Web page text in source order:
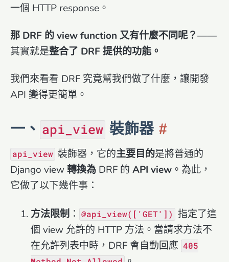
一個 HTTP response。
那 DRF 的 view function 又有什麼不同呢？——
其實就是整合了 DRF 提供的功能。
我們來看看 DRF 究竟幫我們做了什麼，讓開發
API 變得更簡單。
一、 api_view 裝飾器
api_view 裝飾器，它的主要目的是將普通的
Django view轉換為 DRF 的 API view 。為此，
它做了以下幾件事：
方法限制 ： @api_view(['GET']) 指定了這
個 view 允許的 HTTP 方法。當請求方法不
在允許列表中時，DRF 會自動回應 405